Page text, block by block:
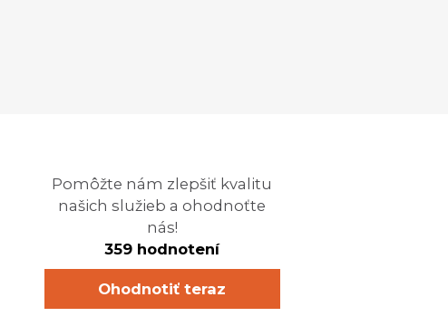
Pomôžte nám zlepšiť kvalitu
našich služieb a ohodnoťte
nás!
359 hodnotení
Ohodnotiť teraz